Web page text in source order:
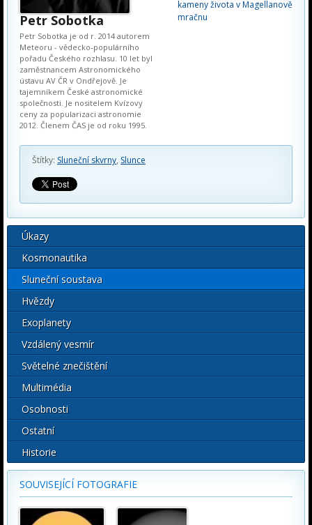
Petr Sobotka
Petr Sobotka je od r. 2014 autorem
Meteoru - vědecko-populárního
pořadu Českého rozhlasu. 10 let byl
zaměstnancem Astronomického
ústavu AV ČR v Ondřejově. Je
tajemníkem České astronomické
společnosti. Je nositelem Kvízovy
ceny za popularizaci astronomie
2012. Členem ČAS je od roku 1995.
kameny života v Magellanově
mračnu
Štítky: Sluneční skvrny, Slunce
Úkazy
Kosmonautika
Sluneční soustava
Hvězdy
Exoplanety
Vzdálený vesmír
Světelné znečištění
Multimédia
Osobnosti
Ostatní
Historie
SOUVISEJÍCÍ FOTOGRAFIE